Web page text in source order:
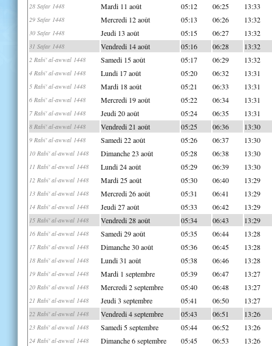
28 Safar 1448 Mardi 11 août 05:12 06:25 13:33
29 Safar 1448 Mercredi 12 août 05:13 06:26 13:32
30 Safar 1448 Jeudi 13 août 05:15 06:27 13:32
31 Safar 1448 Vendredi 14 août 05:16 06:28 13:32
2 Rabi' al-awwal 1448 Samedi 15 août 05:17 06:29 13:32
4 Rabi' al-awwal 1448 Lundi 17 août 05:20 06:32 13:31
5 Rabi' al-awwal 1448 Mardi 18 août 05:21 06:33 13:31
6 Rabi' al-awwal 1448 Mercredi 19 août 05:22 06:34 13:31
7 Rabi' al-awwal 1448 Jeudi 20 août 05:24 06:35 13:31
8 Rabi' al-awwal 1448 Vendredi 21 août 05:25 06:36 13:30
9 Rabi' al-awwal 1448 Samedi 22 août 05:26 06:37 13:30
10 Rabi' al-awwal 1448 Dimanche 23 août 05:28 06:38 13:30
11 Rabi' al-awwal 1448 Lundi 24 août 05:29 06:39 13:30
12 Rabi' al-awwal 1448 Mardi 25 août 05:30 06:40 13:29
13 Rabi' al-awwal 1448 Mercredi 26 août 05:31 06:41 13:29
14 Rabi' al-awwal 1448 Jeudi 27 août 05:33 06:42 13:29
15 Rabi' al-awwal 1448 Vendredi 28 août 05:34 06:43 13:29
16 Rabi' al-awwal 1448 Samedi 29 août 05:35 06:44 13:28
17 Rabi' al-awwal 1448 Dimanche 30 août 05:36 06:45 13:28
18 Rabi' al-awwal 1448 Lundi 31 août 05:38 06:46 13:28
19 Rabi' al-awwal 1448 Mardi 1 septembre 05:39 06:47 13:27
20 Rabi' al-awwal 1448 Mercredi 2 septembre 05:40 06:48 13:27
21 Rabi' al-awwal 1448 Jeudi 3 septembre 05:41 06:50 13:27
22 Rabi' al-awwal 1448 Vendredi 4 septembre 05:43 06:51 13:26
23 Rabi' al-awwal 1448 Samedi 5 septembre 05:44 06:52 13:26
24 Rabi' al-awwal 1448 Dimanche 6 septembre 05:45 06:53 13:26